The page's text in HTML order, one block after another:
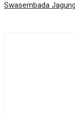
Swasembada Jagung